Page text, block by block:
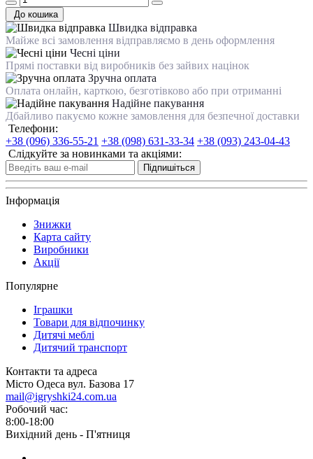
До кошика
Швидка відправка
Майже всі замовлення відправляємо в день оформлення
Чесні ціни
Прямі поставки від виробників без зайвих націнок
Зручна оплата
Оплата онлайн, карткою, безготівково або при отриманні
Надійне пакування
Дбайливо пакуємо кожне замовлення для безпечної доставки
Телефони:
+38 (096) 336-55-21 +38 (098) 631-33-34 +38 (093) 243-04-43
Слідкуйте за новинками та акціями:
Підпишіться
Інформація
Знижки
Карта сайту
Виробники
Акції
Популярне
Іграшки
Товари для відпочинку
Дитячі меблі
Дитячий транспорт
Контакти та адреса
Місто Одеса вул. Базова 17
mail@igryshki24.com.ua
Робочий час:
8:00-18:00
Вихідний день - П'ятниця